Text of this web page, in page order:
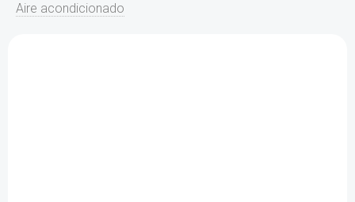
Aire acondicionado